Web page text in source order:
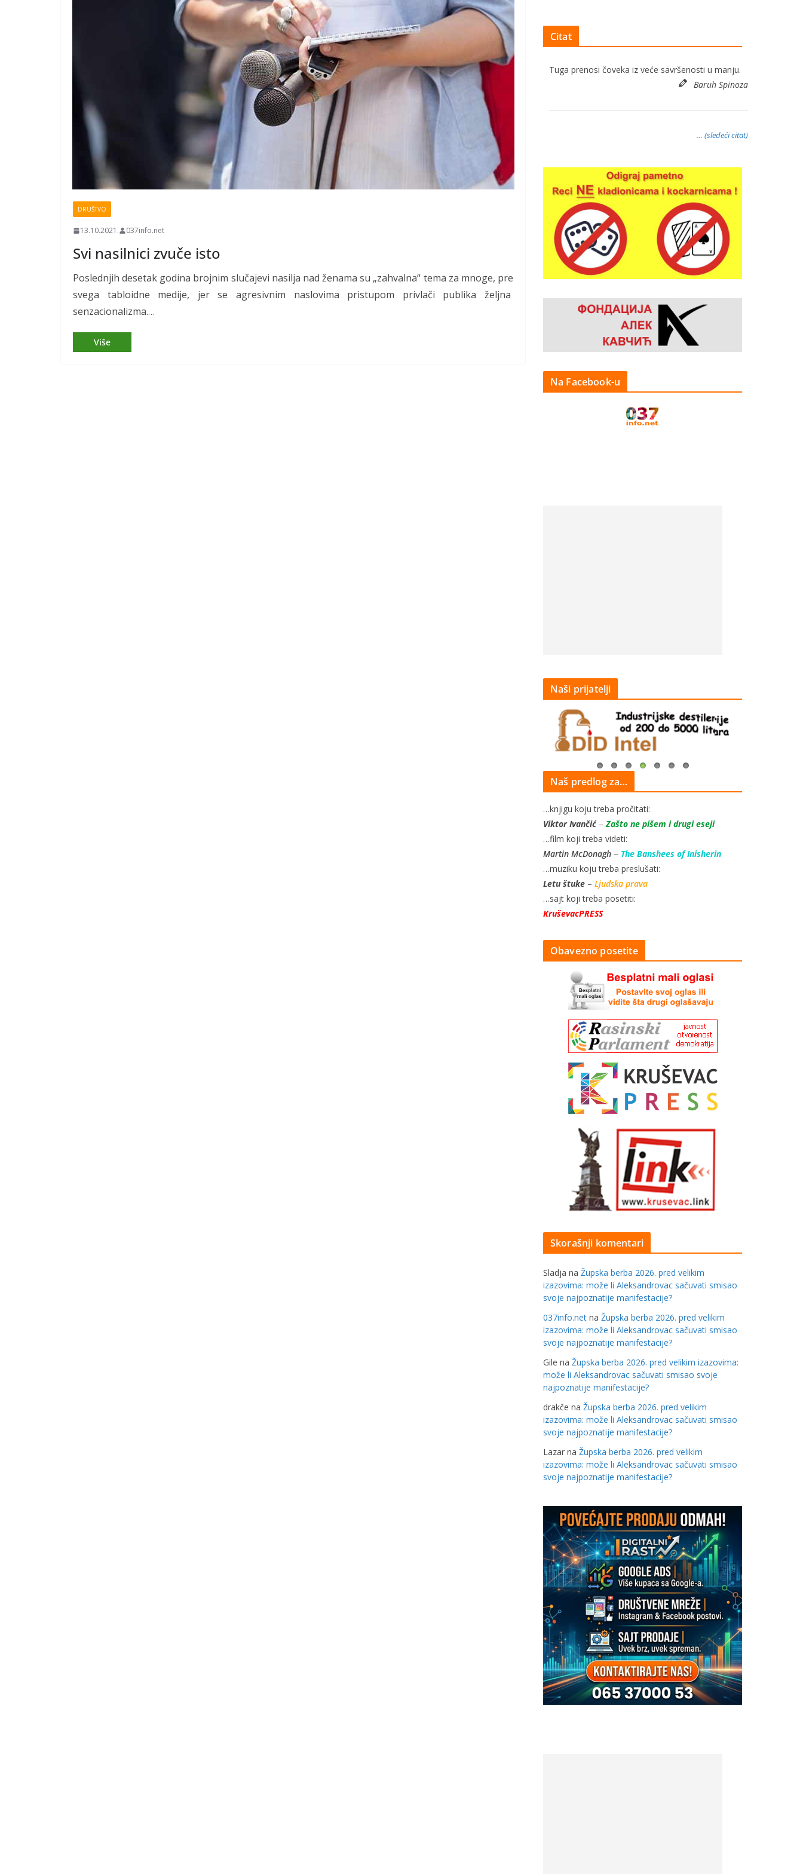
DRUŠTVO
13.10.2021. 037info.net
Svi nasilnici zvuče isto
Poslednjih desetak godina brojnim slučajevi nasilja nad ženama su „zahvalna“ tema za mnoge, pre
svega tabloidne medije, jer se agresivnim naslovima pristupom privlači publika željna
senzacionalizma.…
Citat
Tuga prenosi čoveka iz veće savršenosti u manju.
Baruh Spinoza
… (sledeći citat)
Na Facebook-u
Naši prijatelji
Naš predlog za…
…knjigu koju treba pročitati:
Viktor Ivančić– Zašto ne pišem i drugi eseji
…film koji treba videti:
Martin McDonagh – The Banshees of Inisherin
…muziku koju treba preslušati:
Letu štuke – Ljudska prava
…sajt koji treba posetiti:
KruševacPRESS
Obavezno posetite
Skorašnji komentari
Sladja na Župska berba 2026. pred velikim
izazovima: može li Aleksandrovac sačuvati smisao
svoje najpoznatije manifestacije?
037info.net na Župska berba 2026. pred velikim
izazovima: može li Aleksandrovac sačuvati smisao
svoje najpoznatije manifestacije?
Gile na Župska berba 2026. pred velikim izazovima:
može li Aleksandrovac sačuvati smisao svoje
najpoznatije manifestacije?
drakče na Župska berba 2026. pred velikim
izazovima: može li Aleksandrovac sačuvati smisao
svoje najpoznatije manifestacije?
Lazar na Župska berba 2026. pred velikim
izazovima: može li Aleksandrovac sačuvati smisao
svoje najpoznatije manifestacije?